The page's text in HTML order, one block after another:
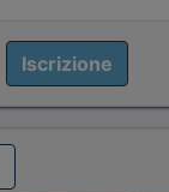
Iscrizione